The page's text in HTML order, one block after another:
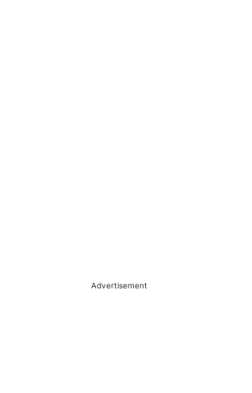
Advertisement